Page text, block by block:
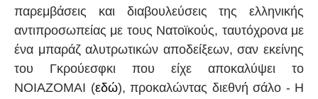
παρεμβάσεις και διαβουλεύσεις της ελληνικής
αντιπροσωπείας με τους Νατοϊκούς, ταυτόχρονα με
ένα μπαράζ αλυτρωτικών αποδείξεων, σαν εκείνης
του Γκρούεσφκι που είχε αποκαλύψει το
ΝΟΙΑΖΟΜΑΙ (εδώ), προκαλώντας διεθνή σάλο - Η